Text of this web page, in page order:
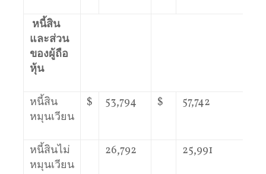
หนี้สิน
และส่วน
ของผู้ถือ
หุ้น
หนี้สิน
หมุนเวียน
$ 53,794 $ 57,742
หนี้สินไม่
หมุนเวียน
26,792 25,991